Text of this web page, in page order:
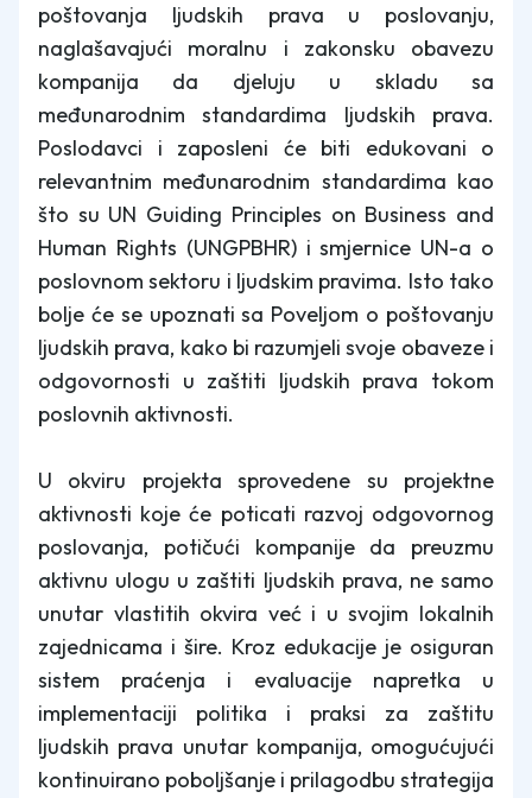
poštovanja ljudskih prava u poslovanju,
naglašavajući moralnu i zakonsku obavezu
kompanija da djeluju u skladu sa
međunarodnim standardima ljudskih prava.
Poslodavci i zaposleni će biti edukovani o
relevantnim međunarodnim standardima kao
što su UN Guiding Principles on Business and
Human Rights (UNGPBHR) i smjernice UN-a o
poslovnom sektoru i ljudskim pravima. Isto tako
bolje će se upoznati sa Poveljom o poštovanju
ljudskih prava, kako bi razumjeli svoje obaveze i
odgovornosti u zaštiti ljudskih prava tokom
poslovnih aktivnosti.
U okviru projekta sprovedene su projektne
aktivnosti koje će poticati razvoj odgovornog
poslovanja, potičući kompanije da preuzmu
aktivnu ulogu u zaštiti ljudskih prava, ne samo
unutar vlastitih okvira već i u svojim lokalnih
zajednicama i šire. Kroz edukacije je osiguran
sistem praćenja i evaluacije napretka u
implementaciji politika i praksi za zaštitu
ljudskih prava unutar kompanija, omogućujući
kontinuirano poboljšanje i prilagodbu strategija